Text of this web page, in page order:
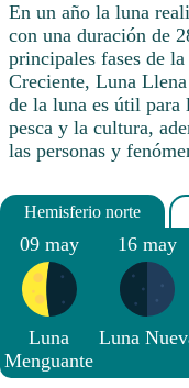
En un año la luna
con una duración de
principales fases de
Creciente, Luna
de la luna es útil
pesca y la cultura,
las personas y
09 may
Luna
Menguante
16 may
Luna